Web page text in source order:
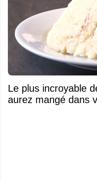
Le plus incroyable
aurez mangé dans